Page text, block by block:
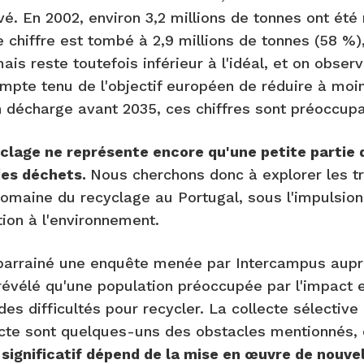
En 2002, environ 3,2 millions de tonnes ont été
chiffre est tombé à 2,9 millions de tonnes (58
reste toutefois inférieur à l'idéal, et on
tenu de l'objectif européen de réduire à
avant 2035, ces chiffres sont
ne représente encore qu'une petite partie
déchets. Nous cherchons donc à explorer les
du recyclage au Portugal, sous
à l'environnement.
une enquête menée par Intercampus
qu'une population préoccupée par l'impact
difficultés pour recycler. La collecte
sont quelques-uns des obstacles
dépend de la mise en œuvre de